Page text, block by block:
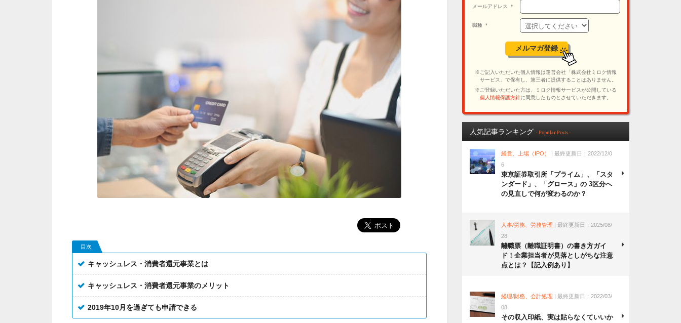
目次
キャッシュレス・消費者還元事業とは
キャッシュレス・消費者還元事業のメリット
2019年10月を過ぎても申請できる
人気記事ランキング - Popular Posts -
経営、上場（IPO）
| 最終更新日：2022/12/0
6
東京証券取引所「プライム」、「スタ
ンダード」、「グロース」の 3区分へ
の見直しで何が変わるのか？
人事/労務、労務管理 | 最終更新日：2025/08/
28
離職票（離職証明書）の書き方ガイ
ド！企業担当者が見落としがちな注意
点とは？【記入例あり】
経理/財務、会計処理 | 最終更新日：2022/03/
08
その収入印紙、実は貼らなくていいか